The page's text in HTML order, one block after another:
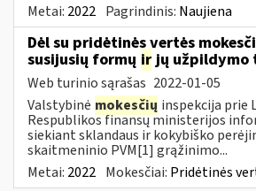
Metai: 2022 Pagrindinis: Naujiena
Dėl su pridėtinės vertės
susijusių formų irjų užpildymo
Web turinio sąrašas 2022-01-05
Valstybinė mokesčių inspekcija prie
Respublikos finansų ministerijos
siekiant sklandaus ir kokybiško
skaitmeninio PVM[1] grąžinimo...
Metai: 2022 Mokesčiai: Pridėtinės